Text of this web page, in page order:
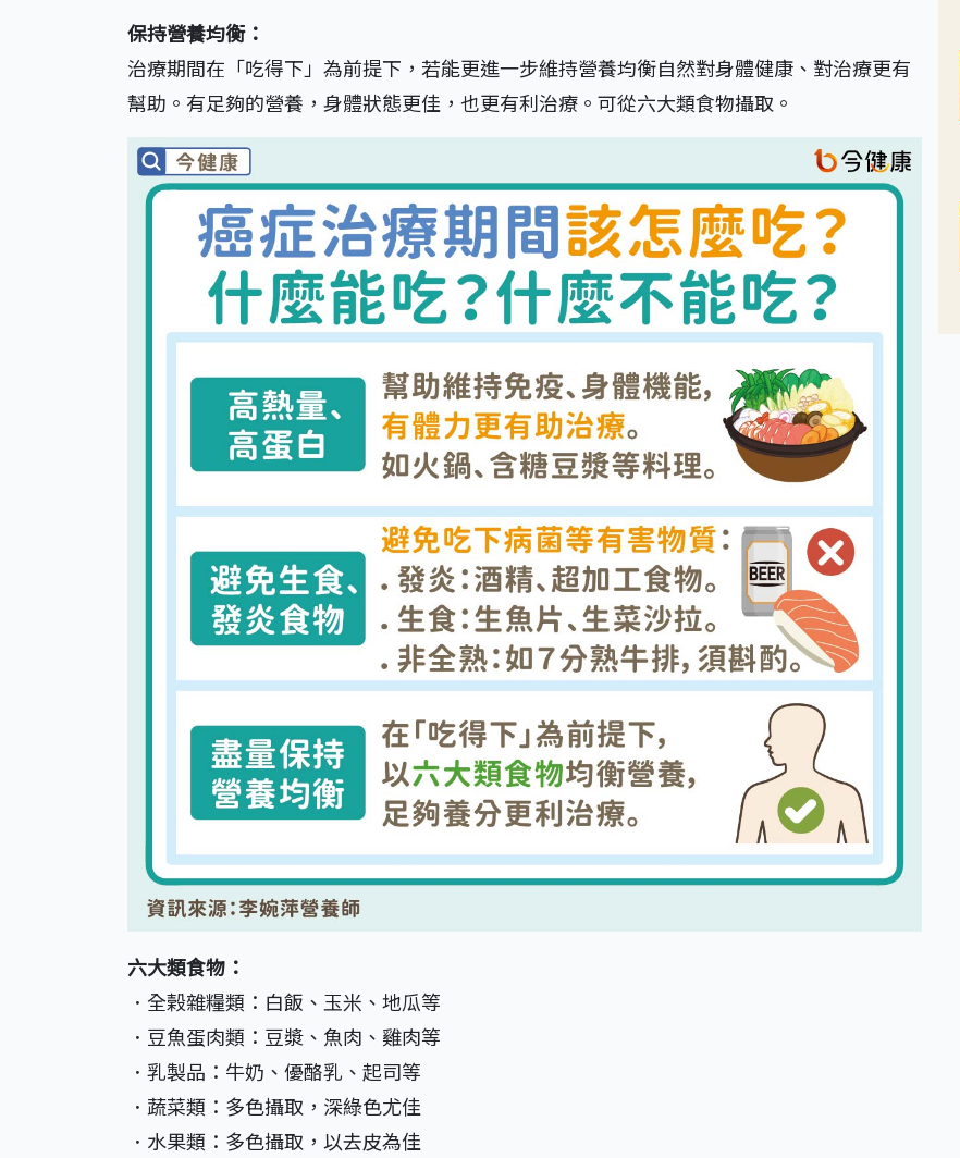
保持營養均衡：
治療期間在「吃得下」為前提下，若能更進一步維持營養均衡自然對身體健康、對治療更有
幫助。有足夠的營養，身體狀態更佳，也更有利治療。可從六大類食物攝取。
六大類食物：
．全榖雜糧類：白飯、玉米、地瓜等
．豆魚蛋肉類：豆漿、魚肉、雞肉等
．乳製品：牛奶、優酪乳、起司等
．蔬菜類：多色攝取，深綠色尤佳
．水果類：多色攝取，以去皮為佳